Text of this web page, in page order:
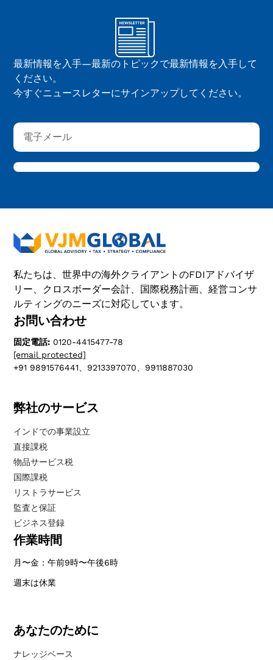
最新情報を入手—最新のトピックで最新情報を入手して
ください。
今すぐニュースレターにサインアップしてください。
私たちは、世界中の海外クライアントのFDIアドバイザ
リー、クロスボーダー会計、国際税務計画、経営コンサ
ルティングのニーズに対応しています。
お問い合わせ
固定電話: 0120-4415477-78
[email protected]
+91 9891576441、9213397070、9911887030
弊社のサービス
インドでの事業設立
直接課税
物品サービス税
国際課税
リストラサービス
監査と保証
ビジネス登録
作業時間
月〜金：午前9時〜午後6時
週末は休業
あなたのために
ナレッジベース